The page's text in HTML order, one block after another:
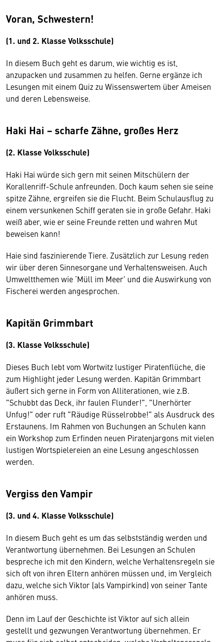
Voran, Schwestern!
(1. und 2. Klasse Volksschule)
In diesem Buch geht es darum, wie wichtig es ist,
anzupacken und zusammen zu helfen. Gerne ergänze ich
Lesungen mit einem Quiz zu Wissenswertem über Ameisen
und deren Lebensweise.
Haki Hai – scharfe Zähne, großes Herz
(2. Klasse Volksschule)
Haki Hai würde sich gern mit seinen Mitschülern der
Korallenriff-Schule anfreunden. Doch kaum sehen sie seine
spitze Zähne, ergreifen sie die Flucht. Beim Schulausflug zu
einem versunkenen Schiff geraten sie in große Gefahr. Haki
weiß aber, wie er seine Freunde retten und wahren Mut
beweisen kann!
Haie sind faszinierende Tiere. Zusätzlich zur Lesung reden
wir über deren Sinnesorgane und Verhaltensweisen. Auch
Umweltthemen wie ‘Müll im Meer’ und die Auswirkung von
Fischerei werden angesprochen.
Kapitän Grimmbart
(3. Klasse Volksschule)
Dieses Buch lebt vom Wortwitz lustiger Piratenflüche, die
zum Highlight jeder Lesung werden. Kapitän Grimmbart
äußert sich gerne in Form von Alliterationen, wie z.B.
"Schubbt das Deck, ihr faulen Flunder!", "Unerhörter
Unfug!" oder ruft "Räudige Rüsselrobbe!" als Ausdruck des
Erstaunens. Im Rahmen von Buchungen an Schulen kann
ein Workshop zum Erfinden neuen Piratenjargons mit vielen
lustigen Wortspielereien an eine Lesung angeschlossen
werden.
Vergiss den Vampir
(3. und 4. Klasse Volksschule)
In diesem Buch geht es um das selbstständig werden und
Verantwortung übernehmen. Bei Lesungen an Schulen
bespreche ich mit den Kindern, welche Verhaltensregeln sie
sich oft von ihren Eltern anhören müssen und, im Vergleich
dazu, welche sich Viktor (als Vampirkind) von seiner Tante
anhören muss.
Denn im Lauf der Geschichte ist Viktor auf sich allein
gestellt und gezwungen Verantwortung übernehmen. Er